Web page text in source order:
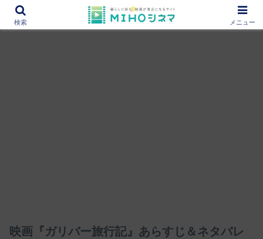
12000作品を紹介！あなたの映画図書館『MIHOシネマ』
映画『ガリバー旅行記』あらすじ＆ネタバレ
検索 メニュー